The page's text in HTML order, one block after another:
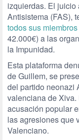
izquierdas. El juicio
Antisistema (FAS),
todos sus miembros
42.000€) a las
la Impunidad.
Esta plataforma
de Guillem, se
del partido neonazi
valenciana de
acusación popular
las agresiones que
Valenciano.